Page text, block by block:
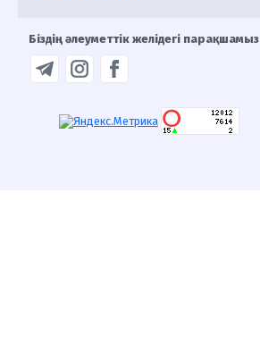
Біздің әлеуметтік желідегі парақшамыз